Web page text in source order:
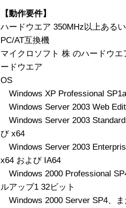
【動作要件】
ハードウエア 350MHz以上ある
PC/AT互換機
マイクロソフト 株 のハードウ
ードウエア
OS
Windows XP Professional
Windows Server 2003 Web
Windows Server 2003
び x64
Windows Server 2003
x64 および IA64
Windows 2000 Professional
ルアップ1 32ビット
Windows 2000 Server SP4、